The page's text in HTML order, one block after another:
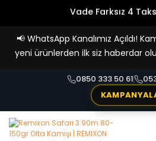
Vade Farksız 4
📢 WhatsApp Kanalımız Açıldı!
yeni ürünlerden ilk siz haberdar
0850 333 50 61